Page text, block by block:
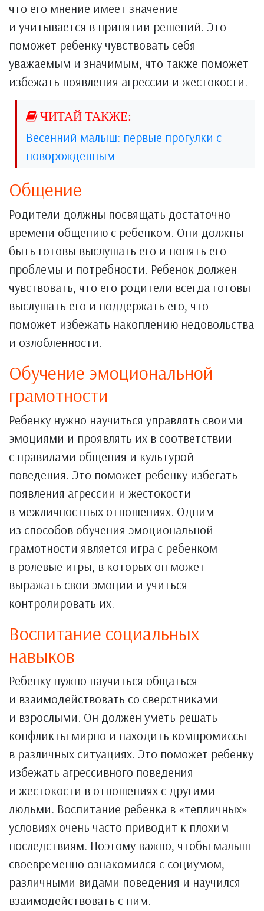
что его мнение имеет значение
и учитывается в принятии решений. Это
поможет ребенку чувствовать себя
уважаемым и значимым, что также поможет
избежать появления агрессии и жестокости.
Весенний малыш: первые прогулки с
новорожденным
Общение
Родители должны посвящать достаточно
времени общению с ребенком. Они должны
быть готовы выслушать его и понять его
проблемы и потребности. Ребенок должен
чувствовать, что его родители всегда готовы
выслушать его и поддержать его, что
поможет избежать накоплению недовольства
и озлобленности.
Обучение эмоциональной
грамотности
Ребенку нужно научиться управлять своими
эмоциями и проявлять их в соответствии
с правилами общения и культурой
поведения. Это поможет ребенку избегать
появления агрессии и жестокости
в межличностных отношениях. Одним
из способов обучения эмоциональной
грамотности является игра с ребенком
в ролевые игры, в которых он может
выражать свои эмоции и учиться
контролировать их.
Воспитание социальных
навыков
Ребенку нужно научиться общаться
и взаимодействовать со сверстниками
и взрослыми. Он должен уметь решать
конфликты мирно и находить компромиссы
в различных ситуациях. Это поможет ребенку
избежать агрессивного поведения
и жестокости в отношениях с другими
людьми. Воспитание ребенка в «тепличных»
условиях очень часто приводит к плохим
последствиям. Поэтому важно, чтобы малыш
своевременно ознакомился с социумом,
различными видами поведения и научился
взаимодействовать с ним.